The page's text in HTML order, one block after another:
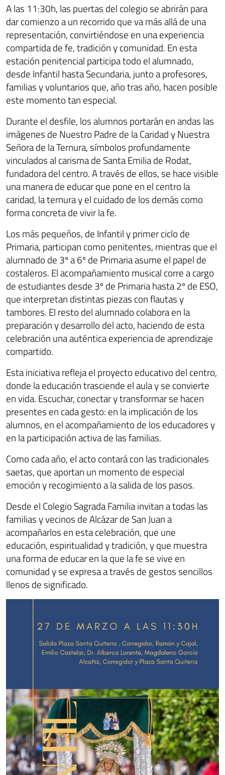
A las 11:30h, las puertas del colegio se abrirán para
dar comienzo a un recorrido que va más allá de una
representación, convirtiéndose en una experiencia
compartida de fe, tradición y comunidad. En esta
estación penitencial participa todo el alumnado,
desde Infantil hasta Secundaria, junto a profesores,
familias y voluntarios que, año tras año, hacen posible
este momento tan especial.
Durante el desfile, los alumnos portarán en andas las
imágenes de Nuestro Padre de la Caridad y Nuestra
Señora de la Ternura, símbolos profundamente
vinculados al carisma de Santa Emilia de Rodat,
fundadora del centro. A través de ellos, se hace visible
una manera de educar que pone en el centro la
caridad, la ternura y el cuidado de los demás como
forma concreta de vivir la fe.
Los más pequeños, de Infantil y primer ciclo de
Primaria, participan como penitentes, mientras que el
alumnado de 3º a 6º de Primaria asume el papel de
costaleros. El acompañamiento musical corre a cargo
de estudiantes desde 3º de Primaria hasta 2º de ESO,
que interpretan distintas piezas con flautas y
tambores. El resto del alumnado colabora en la
preparación y desarrollo del acto, haciendo de esta
celebración una auténtica experiencia de aprendizaje
compartido.
Esta iniciativa refleja el proyecto educativo del centro,
donde la educación trasciende el aula y se convierte
en vida. Escuchar, conectar y transformar se hacen
presentes en cada gesto: en la implicación de los
alumnos, en el acompañamiento de los educadores y
en la participación activa de las familias.
Como cada año, el acto contará con las tradicionales
saetas, que aportan un momento de especial
emoción y recogimiento a la salida de los pasos.
Desde el Colegio Sagrada Familia invitan a todas las
familias y vecinos de Alcázar de San Juan a
acompañarlos en esta celebración, que une
educación, espiritualidad y tradición, y que muestra
una forma de educar en la que la fe se vive en
comunidad y se expresa a través de gestos sencillos
llenos de significado.